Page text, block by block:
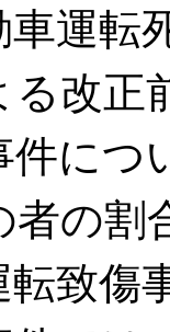
運転
る改正
件につ
の割
転致